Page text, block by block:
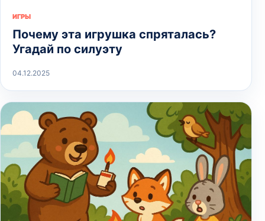
ИГРЫ
Почему эта игрушка спряталась?
Угадай по силуэту
04.12.2025